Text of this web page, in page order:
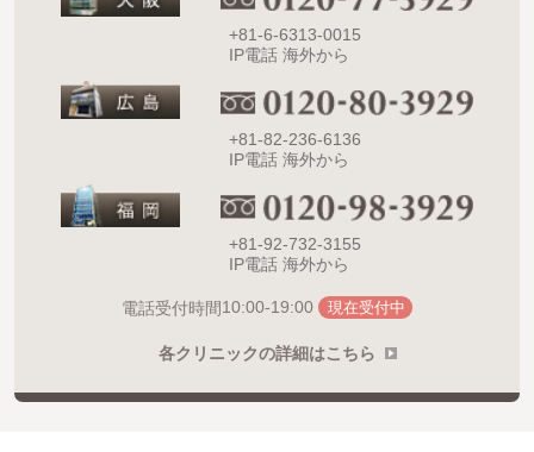
+81-6-6313-0015
IP電話 海外から
+81-82-236-6136
IP電話 海外から
+81-92-732-3155
IP電話 海外から
電話受付時間10:00-19:00 現在受付中
各クリニックの詳細はこちら